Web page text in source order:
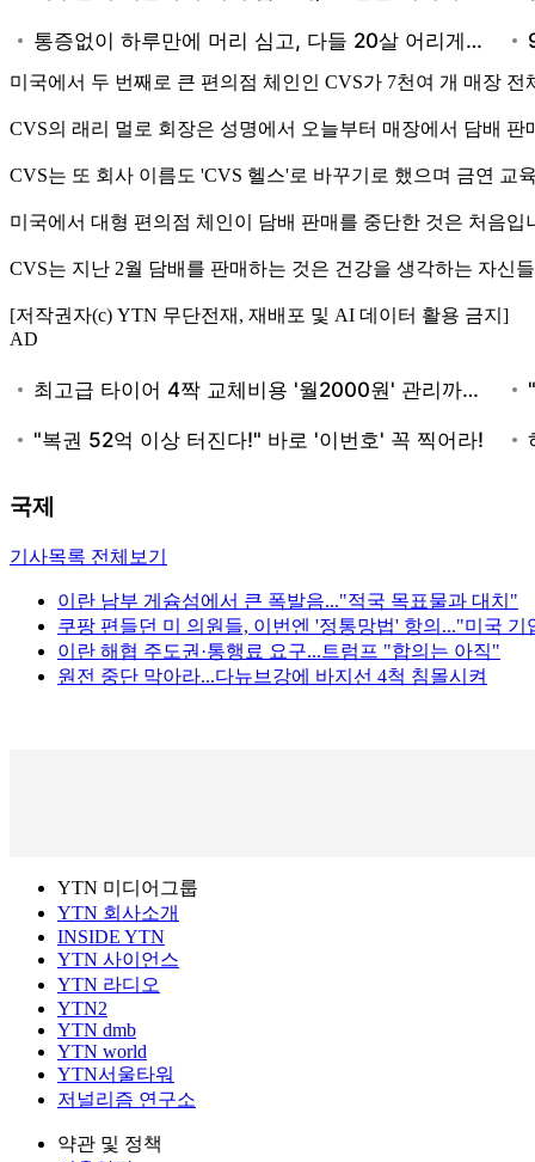
미국에서 두 번째로 큰 편의점 체인인 CVS가 7천여 개 매장
CVS의 래리 멀로 회장은 성명에서 오늘부터 매장에서 담배
CVS는 또 회사 이름도 'CVS 헬스'로 바꾸기로 했으며 금연 교
미국에서 대형 편의점 체인이 담배 판매를 중단한 것은 처음입
CVS는 지난 2월 담배를 판매하는 것은 건강을 생각하는 자신
[저작권자(c) YTN 무단전재, 재배포 및 AI 데이터 활용 금지]
AD
국제
기사목록 전체보기
이란 남부 게슘섬에서 큰 폭발음..."적국 목표물과 대치"
쿠팡 편들던 미 의원들, 이번엔 '정통망법' 항의..."미국 기
이란 해협 주도권·통행료 요구...트럼프 "합의는 아직"
원전 중단 막아라...다뉴브강에 바지선 4척 침몰시켜
YTN 미디어그룹
YTN 회사소개
INSIDE YTN
YTN 사이언스
YTN 라디오
YTN2
YTN dmb
YTN world
YTN서울타워
저널리즘 연구소
약관 및 정책